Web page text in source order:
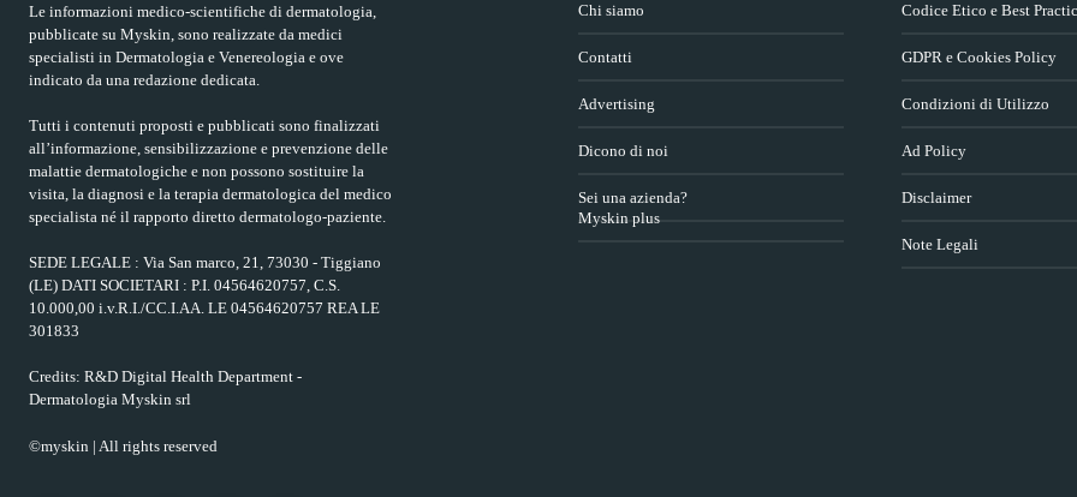
Le informazioni medico-scientifiche di dermatologia,
pubblicate su Myskin, sono realizzate da medici
specialisti in Dermatologia e Venereologia e ove
indicato da una redazione dedicata.
Tutti i contenuti proposti e pubblicati sono finalizzati
all’informazione, sensibilizzazione e prevenzione delle
malattie dermatologiche e non possono sostituire la
visita, la diagnosi e la terapia dermatologica del medico
specialista né il rapporto diretto dermatologo-paziente.
SEDE LEGALE : Via San marco, 21, 73030 - Tiggiano
(LE) DATI SOCIETARI : P.I. 04564620757, C.S.
10.000,00 i.v.R.I./CC.I.AA. LE 04564620757 REA LE
301833
Credits: R&D Digital Health Department -
Dermatologia Myskin srl
©myskin | All rights reserved
Chi siamo
Contatti
Advertising
Dicono di noi
Sei una azienda?
Myskin plus
Codice Etico e Best
GDPR e Cookies Policy
Condizioni di Utilizzo
Ad Policy
Disclaimer
Note Legali